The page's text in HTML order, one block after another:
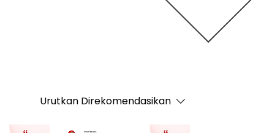
Urutkan Direkomendasikan